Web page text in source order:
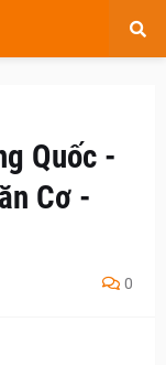
Quốc -
Cơ -
0